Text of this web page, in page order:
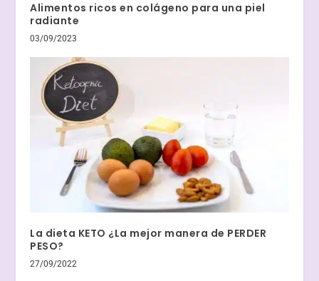
Alimentos ricos en colágeno para una piel
radiante
03/09/2023
La dieta KETO ¿La mejor manera de PERDER
PESO?
27/09/2022